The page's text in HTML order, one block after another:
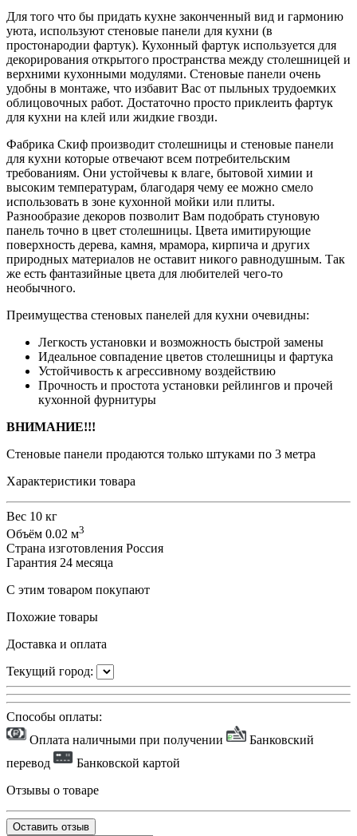
Для того что бы придать кухне законченный вид и гармонию
уюта, используют стеновые панели для кухни (в
простонародии фартук). Кухонный фартук используется для
декорирования открытого пространства между столешницей и
верхними кухонными модулями. Стеновые панели очень
удобны в монтаже, что избавит Вас от пыльных трудоемких
облицовочных работ. Достаточно просто приклеить фартук
для кухни на клей или жидкие гвозди.
Фабрика Скиф производит столешницы и стеновые панели
для кухни которые отвечают всем потребительским
требованиям. Они устойчевы к влаге, бытовой химии и
высоким температурам, благодаря чему ее можно смело
использовать в зоне кухонной мойки или плиты.
Разнообразие декоров позволит Вам подобрать стуновую
панель точно в цвет столешницы. Цвета имитирующие
поверхность дерева, камня, мрамора, кирпича и других
природных материалов не оставит никого равнодушным. Так
же есть фантазийные цвета для любителей чего-то
необычного.
Преимущества стеновых панелей для кухни очевидны:
Легкость установки и возможность быстрой замены
Идеальное совпадение цветов столешницы и фартука
Устойчивость к агрессивному воздействию
Прочность и простота установки рейлингов и прочей
кухонной фурнитуры
ВНИМАНИЕ!!!
Стеновые панели продаются только штуками по 3 метра
Характеристики товара
Вес 10 кг
Объём 0.02 м3
Страна изготовления Россия
Гарантия 24 месяца
С этим товаром покупают
Похожие товары
Доставка и оплата
Текущий город:
Способы оплаты:
Оплата наличными при получении
Банковский
перевод
Банковской картой
Отзывы о товаре
Оставить отзыв